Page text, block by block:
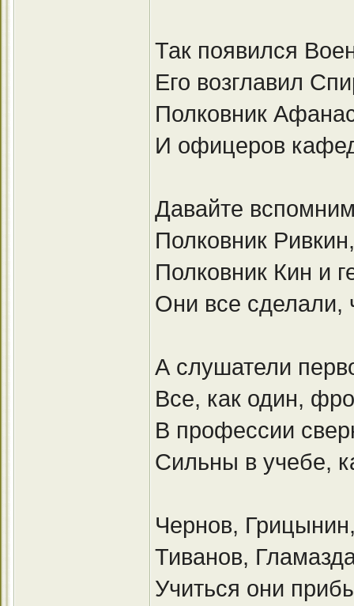
Так появился
Его возглавил
Полковник
И офицеров
Давайте
Полковник
Полковник Кин и
Они все сделали,
А слушатели
Все, как один,
В профессии
Сильны в учебе,
Чернов,
Тиванов,
Учиться они